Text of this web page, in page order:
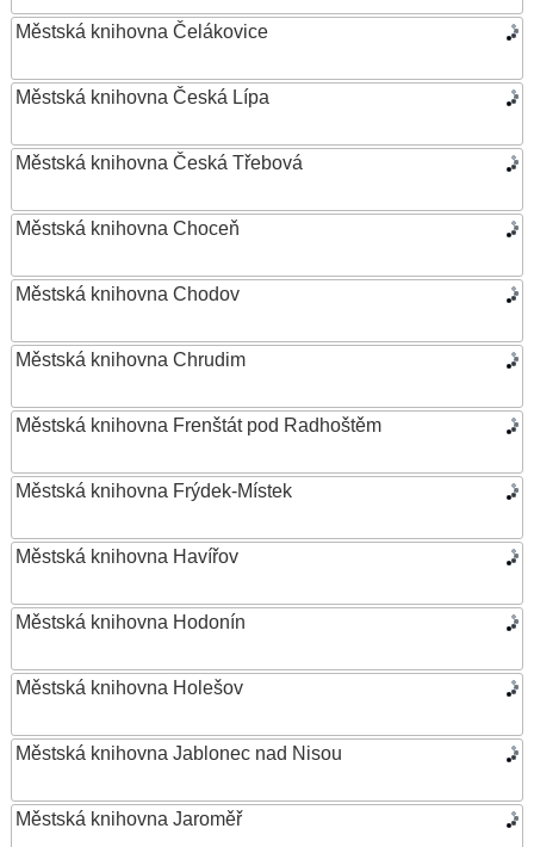
Městská knihovna Čelákovice
Městská knihovna Česká Lípa
Městská knihovna Česká Třebová
Městská knihovna Choceň
Městská knihovna Chodov
Městská knihovna Chrudim
Městská knihovna Frenštát pod Radhoštěm
Městská knihovna Frýdek-Místek
Městská knihovna Havířov
Městská knihovna Hodonín
Městská knihovna Holešov
Městská knihovna Jablonec nad Nisou
Městská knihovna Jaroměř